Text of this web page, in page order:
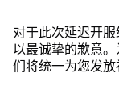
对于此次延迟开
以最诚挚的歉意
们将统一为您发放